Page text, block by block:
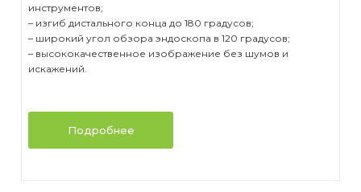
инструментов;
– изгиб дистального конца до 180 градусов;
– широкий угол обзора эндоскопа в 120 градусов;
– высококачественное изображение без шумов и
искажений.
Подробнее